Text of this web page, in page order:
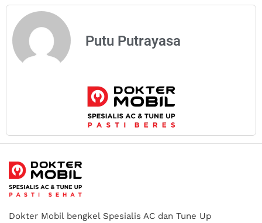
Putu Putrayasa
Dokter Mobil bengkel Spesialis AC dan Tune Up